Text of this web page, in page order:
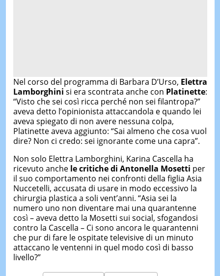
Nel corso del programma di Barbara D’Urso, Elettra
Lamborghini si era scontrata anche con Platinette:
“Visto che sei così ricca perché non sei filantropa?”
aveva detto l’opinionista attaccandola e quando lei
aveva spiegato di non avere nessuna colpa,
Platinette aveva aggiunto: “Sai almeno che cosa vuol
dire? Non ci credo: sei ignorante come una capra”.
Non solo Elettra Lamborghini, Karina Cascella ha
ricevuto anche le critiche di Antonella Mosetti per
il suo comportamento nei confronti della figlia Asia
Nuccetelli, accusata di usare in modo eccessivo la
chirurgia plastica a soli vent’anni. “Asia sei la
numero uno non diventare mai una quarantenne
così – aveva detto la Mosetti sui social, sfogandosi
contro la Cascella – Ci sono ancora le quarantenni
che pur di fare le ospitate televisive di un minuto
attaccano le ventenni in quel modo così di basso
livello?”